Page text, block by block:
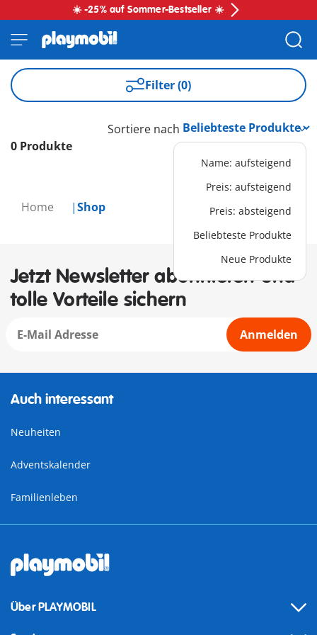
☀️ -25% auf Sommer-Bestseller ☀️
Home Shop
Filter (0)
0 Produkte
Sortiere nach
Name: aufsteigend
Preis: aufsteigend
Preis: absteigend
Beliebteste Produkte
Neue Produkte
Jetzt Newsletter abonnieren und
tolle Vorteile sichern
Anmelden
Auch interessant
Neuheiten
Adventskalender
Familienleben
Über PLAYMOBIL